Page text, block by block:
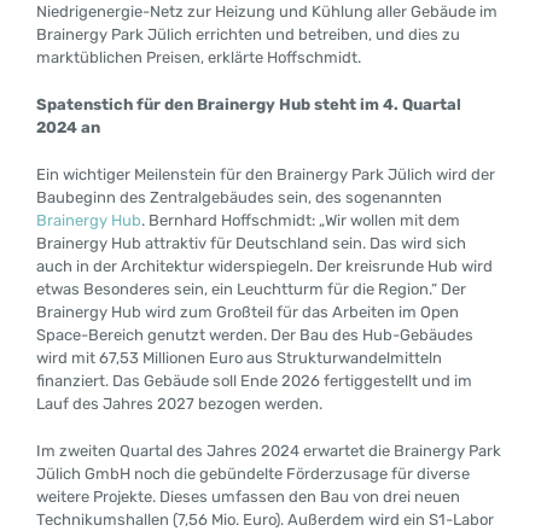
Niedrigenergie-Netz zur Heizung und Kühlung aller Gebäude im
Brainergy Park Jülich errichten und betreiben, und dies zu
marktüblichen Preisen, erklärte Hoffschmidt.
Spatenstich für den Brainergy Hub steht im 4. Quartal
2024 an
Ein wichtiger Meilenstein für den Brainergy Park Jülich wird der
Baubeginn des Zentralgebäudes sein, des sogenannten
Brainergy Hub. Bernhard Hoffschmidt: „Wir wollen mit dem
Brainergy Hub attraktiv für Deutschland sein. Das wird sich
auch in der Architektur widerspiegeln. Der kreisrunde Hub wird
etwas Besonderes sein, ein Leuchtturm für die Region.“ Der
Brainergy Hub wird zum Großteil für das Arbeiten im Open
Space-Bereich genutzt werden. Der Bau des Hub-Gebäudes
wird mit 67,53 Millionen Euro aus Strukturwandelmitteln
finanziert. Das Gebäude soll Ende 2026 fertiggestellt und im
Lauf des Jahres 2027 bezogen werden.
Im zweiten Quartal des Jahres 2024 erwartet die Brainergy Park
Jülich GmbH noch die gebündelte Förderzusage für diverse
weitere Projekte. Dieses umfassen den Bau von drei neuen
Technikumshallen (7,56 Mio. Euro). Außerdem wird ein S1-Labor